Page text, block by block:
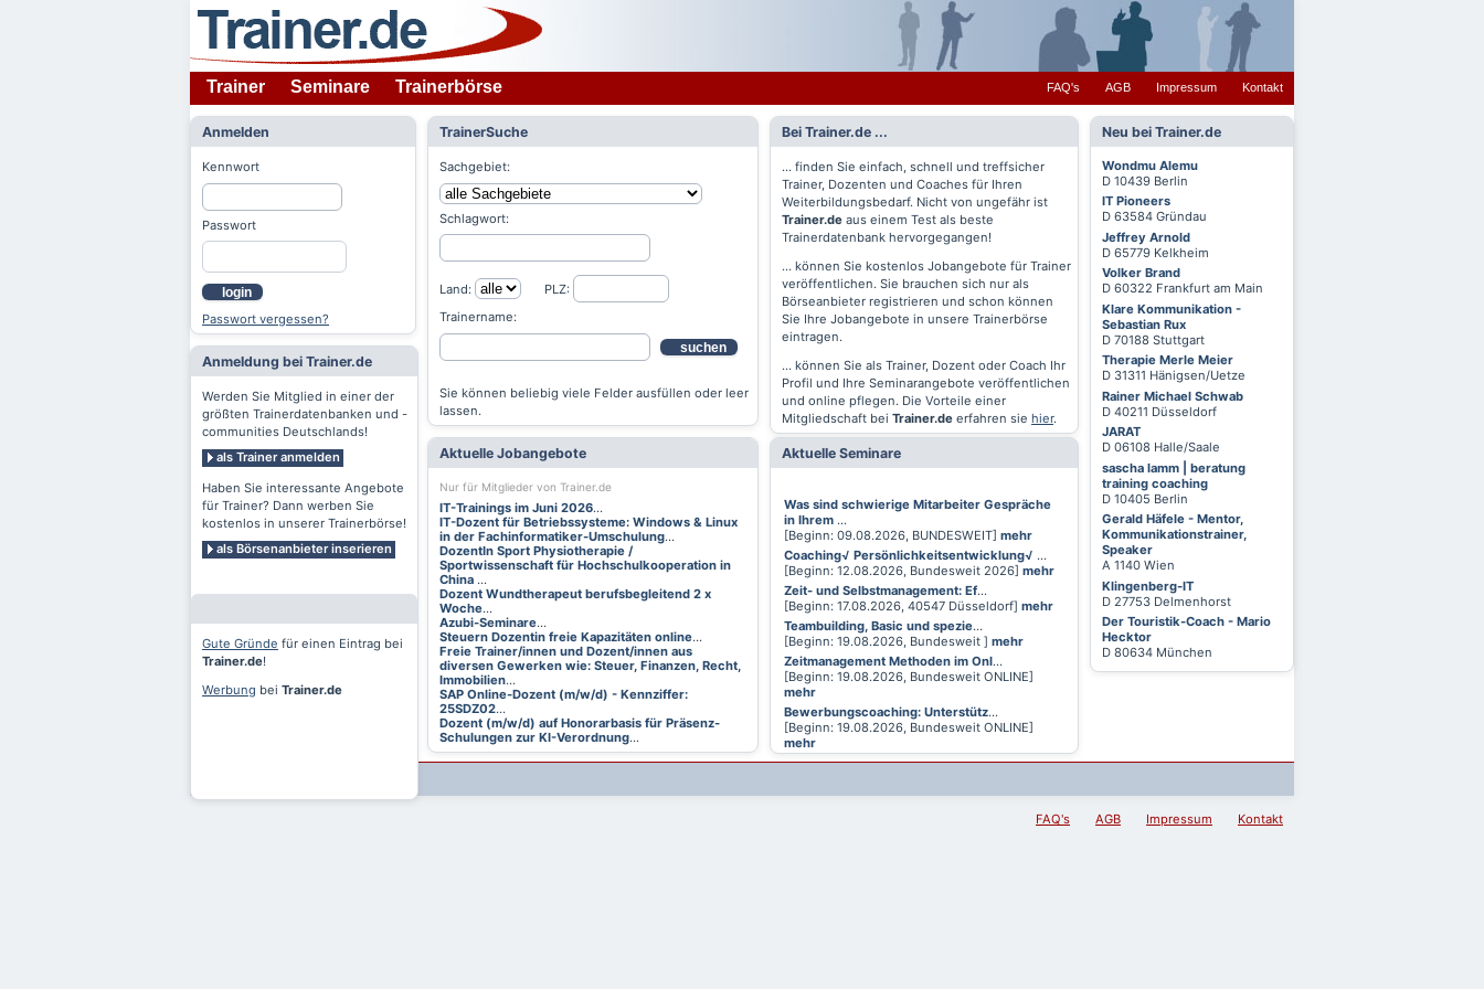
Trainer Seminare Trainerbörse FAQ's AGB Impressum Kontakt
Anmelden
Kennwort
Passwort
login
Passwort vergessen?
Anmeldung bei Trainer.de
Werden Sie Mitglied in einer der
größten Trainerdatenbanken und -
communities Deutschlands!
als Trainer anmelden
Haben Sie interessante Angebote
für Trainer? Dann werben Sie
kostenlos in unserer Trainerbörse!
als Börsenanbieter inserieren
Gute Gründe für einen Eintrag bei
Trainer.de!
Werbung bei Trainer.de
Neu bei Trainer.de
Wondmu Alemu
D 10439 Berlin
IT Pioneers
D 63584 Gründau
Jeffrey Arnold
D 65779 Kelkheim
Volker Brand
D 60322 Frankfurt am Main
Klare Kommunikation -
Sebastian Rux
D 70188 Stuttgart
Therapie Merle Meier
D 31311 Hänigsen/Uetze
Rainer Michael Schwab
D 40211 Düsseldorf
JARAT
D 06108 Halle/Saale
sascha lamm | beratung
training coaching
D 10405 Berlin
Gerald Häfele - Mentor,
Kommunikationstrainer,
Speaker
A 1140 Wien
Klingenberg-IT
D 27753 Delmenhorst
Der Touristik-Coach - Mario
Hecktor
D 80634 München
TrainerSuche
Sachgebiet:
Schlagwort:
Land:
PLZ:
Trainername:
suchen
Sie können beliebig viele Felder ausfüllen oder leer
lassen.
Aktuelle Jobangebote
Nur für Mitglieder von Trainer.de
IT-Trainings im Juni 2026...
IT-Dozent für Betriebssysteme: Windows & Linux
in der Fachinformatiker-Umschulung...
DozentIn Sport Physiotherapie /
Sportwissenschaft für Hochschulkooperation in
China ...
Dozent Wundtherapeut berufsbegleitend 2 x
Woche...
Azubi-Seminare...
Steuern Dozentin freie Kapazitäten online...
Freie Trainer/innen und Dozent/innen aus
diversen Gewerken wie: Steuer, Finanzen, Recht,
Immobilien...
SAP Online-Dozent (m/w/d) - Kennziffer:
25SDZ02...
Dozent (m/w/d) auf Honorarbasis für Präsenz-
Schulungen zur KI-Verordnung...
Bei Trainer.de ...
... finden Sie einfach, schnell und treffsicher
Trainer, Dozenten und Coaches für Ihren
Weiterbildungsbedarf. Nicht von ungefähr ist
Trainer.de aus einem Test als beste
Trainerdatenbank hervorgegangen!
... können Sie kostenlos Jobangebote für Trainer
veröffentlichen. Sie brauchen sich nur als
Börseanbieter registrieren und schon können
Sie Ihre Jobangebote in unsere Trainerbörse
eintragen.
... können Sie als Trainer, Dozent oder Coach Ihr
Profil und Ihre Seminarangebote veröffentlichen
und online pflegen. Die Vorteile einer
Mitgliedschaft bei Trainer.de erfahren sie hier.
Aktuelle Seminare
Was sind schwierige Mitarbeiter Gespräche
in Ihrem ...
[Beginn: 09.08.2026, BUNDESWEIT] mehr
Coaching√ Persönlichkeitsentwicklung√ ...
[Beginn: 12.08.2026, Bundesweit 2026] mehr
Zeit- und Selbstmanagement: Ef...
[Beginn: 17.08.2026, 40547 Düsseldorf] mehr
Teambuilding, Basic und spezie...
[Beginn: 19.08.2026, Bundesweit ] mehr
Zeitmanagement Methoden im Onl...
[Beginn: 19.08.2026, Bundesweit ONLINE]
mehr
Bewerbungscoaching: Unterstütz...
[Beginn: 19.08.2026, Bundesweit ONLINE]
mehr
FAQ's AGB Impressum Kontakt